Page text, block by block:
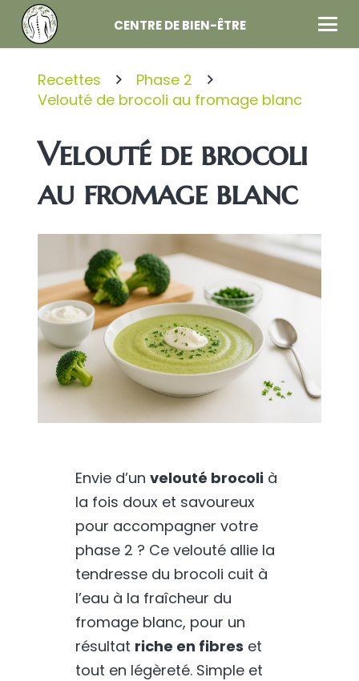
CENTRE DE BIEN-ÊTRE
Recettes
Phase 2
Velouté de brocoli au fromage blanc
Velouté de brocoli
au fromage blanc
Envie d’un velouté brocoli à
la fois doux et savoureux
pour accompagner votre
phase 2 ? Ce velouté allie la
tendresse du brocoli cuit à
l’eau à la fraîcheur du
fromage blanc, pour un
résultat riche en fibres et
tout en légèreté. Simple et